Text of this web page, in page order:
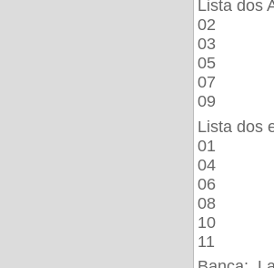
Lista dos
02
03
05
07
09
Lista dos
01
04
06
08
10
11